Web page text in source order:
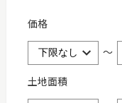
価格
～
土地面積
1986年03月